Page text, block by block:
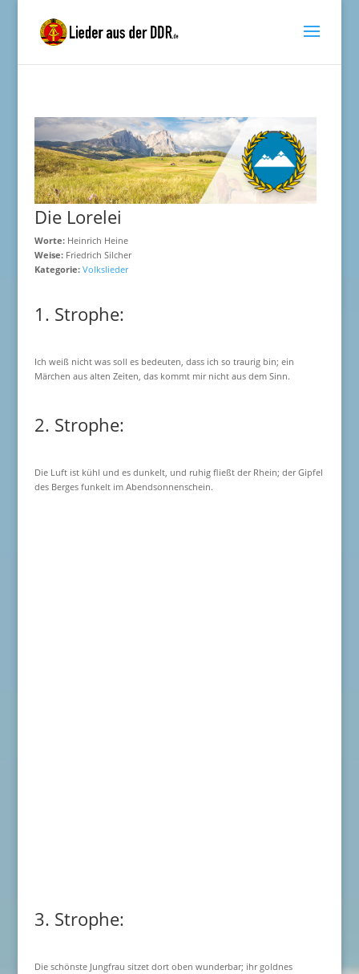
Die Lorelei
Worte:Heinrich Heine
Weise:Friedrich Silcher
Kategorie: Volkslieder
1. Strophe:
Ich weiß nicht was soll es bedeuten, dass ich so traurig bin; ein
Märchen aus alten Zeiten, das kommt mir nicht aus dem Sinn.
2. Strophe:
Die Luft ist kühl und es dunkelt, und ruhig fließt der Rhein; der Gipfel
des Berges funkelt im Abendsonnenschein.
3. Strophe:
Die schönste Jungfrau sitzet dort oben wunderbar; ihr goldnes